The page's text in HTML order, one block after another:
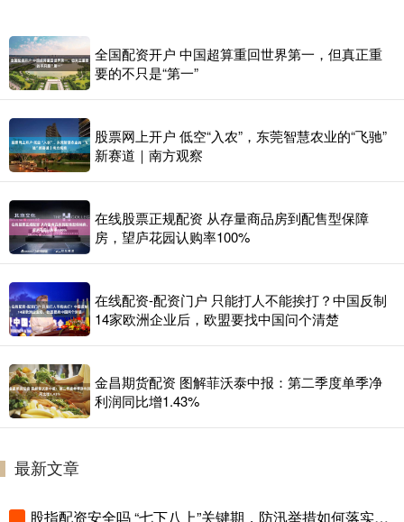
全国配资开户 中国超算重回世界第一，但真正重
要的不只是“第一”
股票网上开户 低空“入农”，东莞智慧农业的“飞驰”
新赛道｜南方观察
在线股票正规配资 从存量商品房到配售型保障
房，望庐花园认购率100%
在线配资-配资门户 只能打人不能挨打？中国反制
14家欧洲企业后，欧盟要找中国问个清楚
金昌期货配资 图解菲沃泰中报：第二季度单季净
利润同比增1.43%
最新文章
股指配资安全吗 “七下八上”关键期，防汛举措如何落实落细